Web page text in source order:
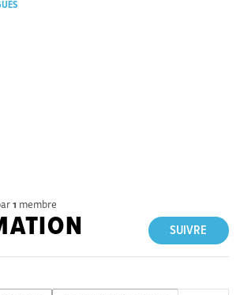
1 membre
SUIVRE